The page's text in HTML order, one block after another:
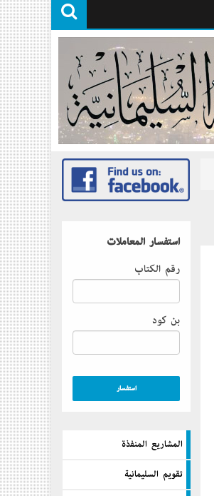
استفسار المعاملات
رقم الكتاب
بن كود
المشاريع المنفذة
تقويم السليمانية